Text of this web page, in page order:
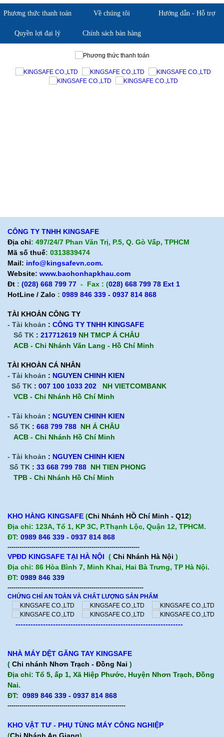
Phương thức thanh toán Về chúng tôi Hướng dẫn - Hỗ trợ
Quyền lợi đại lý Chính sách bán hàng
CÔNG TY TNHH KINGSAFE
Địa chỉ: 497/24/7 Phan Văn Trị, P.5, Q. Gò Vấp, TPHCM
Mã số thuế: 0313839474
Mail: info@kingsafevn.com.
Website: www.baohonhapkhau.com
Đt : (028) 668 799 77 - Fax : (028) 668 799 78 Ext 1
HotLine / Zalo : 0989 846 339 - 0937 814 868
TÀI KHOẢN CÔNG TY
- Tài khoản : CÔNG TY TNHH KINGSAFE
Số TK : 217712619 NH TMCP Á CHÂU
ACB - Chi Nhánh Văn Lang - Hồ Chí Minh
TÀI KHOÀN CÁ NHÂN
- Tài khoản : NGUYEN CHINH KIEN
Số TK : 007 100 1033 202
NH VIETCOMBANK
VCB - Chi Nhánh Hồ Chí Minh
- Tài khoản : NGUYEN CHINH KIEN
Số TK : 668 799 788 NH Á CHÂU
ACB - Chi Nhánh Hồ Chí Minh
- Tài khoản : NGUYEN CHINH KIEN
Số TK : 33 668 799 788 NH TIEN PHONG
TPB - Chi Nhánh Hồ Chí Minh
KHO HÀNG KINGSAFE (Chi Nhánh HỒ Chí Minh - Q12)
Địa chỉ: 123A, Tổ 1, KP 3C, P.Thạnh Lộc, Quận 12, TPHCM.
ĐT: 0989 846 339 - 0937 814 868
------------------------------------------------------------------
VPĐD KINGSAFE TẠI HÀ NỘI ( Chi Nhánh Hà Nội )
Địa chỉ: 86 Hòa Bình 7, Minh Khai, Hai Bà Trưng, TP Hà Nội.
ĐT: 0989 846 339
--------------------------------------------------------------------
CHỨNG CHỈ AN TOÀN VÀ CHẤT LƯỢNG SẢN PHẨM
-------------------------------------------------------------------
NHÀ MÁY DỆT GĂNG TAY KINGSAFE
( Chi nhánh Nhơn Trạch - Đồng Nai )
Địa chỉ: Tổ 5, ấp 1, Xã Hiệp Phước, Huyện Nhơn Trạch, Đồng
Nai.
ĐT: 0989 846 339 - 0937 814 868
-----------------------------------------------------------
KHO VẬT TƯ - PHỤ TÙNG MÁY CÔNG NGHIỆP
(Chi Nhánh An Giang)